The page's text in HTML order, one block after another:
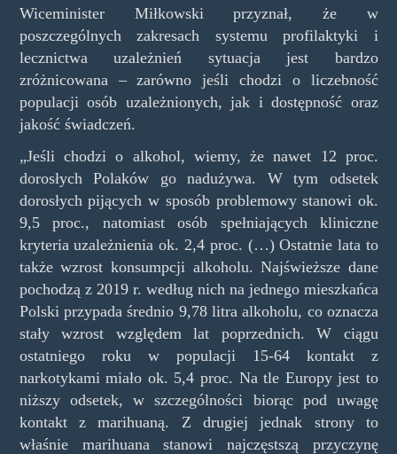
Wiceminister Miłkowski przyznał, że w
poszczególnych zakresach systemu profilaktyki i
lecznictwa uzależnień sytuacja jest bardzo
zróżnicowana – zarówno jeśli chodzi o liczebność
populacji osób uzależnionych, jak i dostępność oraz
jakość świadczeń.
„Jeśli chodzi o alkohol, wiemy, że nawet 12 proc.
dorosłych Polaków go nadużywa. W tym odsetek
dorosłych pijących w sposób problemowy stanowi ok.
9,5 proc., natomiast osób spełniających kliniczne
kryteria uzależnienia ok. 2,4 proc. (…) Ostatnie lata to
także wzrost konsumpcji alkoholu. Najświeższe dane
pochodzą z 2019 r. według nich na jednego mieszkańca
Polski przypada średnio 9,78 litra alkoholu, co oznacza
stały wzrost względem lat poprzednich. W ciągu
ostatniego roku w populacji 15-64 kontakt z
narkotykami miało ok. 5,4 proc. Na tle Europy jest to
niższy odsetek, w szczególności biorąc pod uwagę
kontakt z marihuaną. Z drugiej jednak strony to
właśnie marihuana stanowi najczęstszą przyczynę